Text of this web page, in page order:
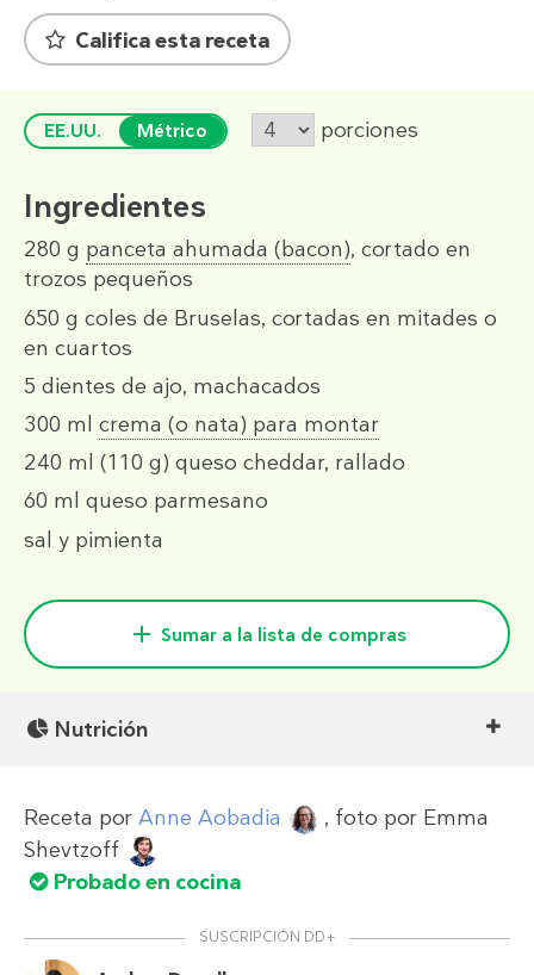
Califica esta receta
EE.UU. Métrico porciones
Ingredientes
280 g panceta ahumada (bacon), cortado en
trozos pequeños
650 g coles de Bruselas, cortadas en mitades o
en cuartos
5 dientes de ajo, machacados
300 ml crema (o nata) para montar
240 ml (110 g) queso cheddar, rallado
60 ml queso parmesano
sal y pimienta
Sumar a la lista de compras
Nutrición
Receta por Anne Aobadia , foto por Emma
Shevtzoff
Probado en cocina
SUSCRIPCIÓN DD+